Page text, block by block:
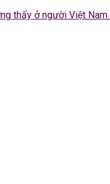
thấy ở người Việt Nam.